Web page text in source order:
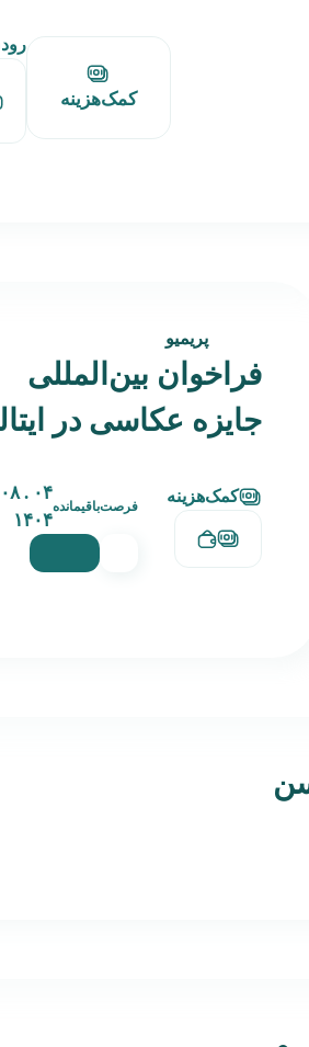
کمک‌هزینه
پریمیو
فراخوان بین‌المللی
جایزه عکاسی در
کمک‌هزینه
فرصت‌باقیمانده
۱۴۰۴